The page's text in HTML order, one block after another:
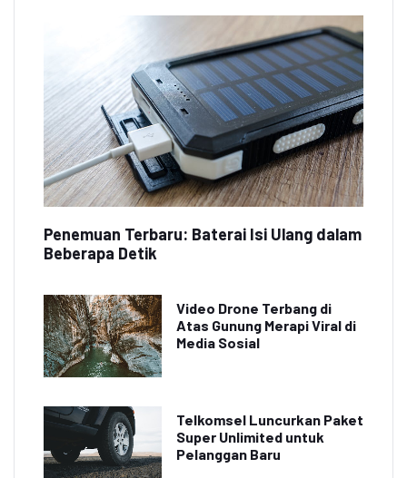
Penemuan Terbaru: Baterai Isi Ulang dalam
Beberapa Detik
Video Drone Terbang di
Atas Gunung Merapi Viral di
Media Sosial
Telkomsel Luncurkan Paket
Super Unlimited untuk
Pelanggan Baru